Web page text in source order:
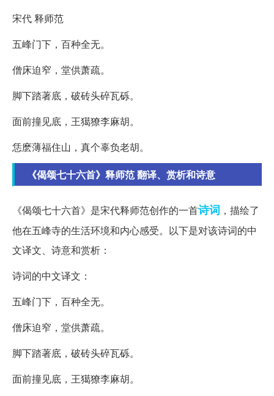
宋代 释师范
五峰门下，百种全无。
僧床迫窄，堂供萧疏。
脚下踏著底，破砖头碎瓦砾。
面前撞见底，王獦獠李麻胡。
恁麽薄福住山，真个辜负老胡。
《偈颂七十六首》释师范 翻译、赏析和诗意
《偈颂七十六首》是宋代释师范创作的一首诗词 ，描绘了
他在五峰寺的生活环境和内心感受。以下是对该诗词的中
文译文、诗意和赏析：
诗词的中文译文：
五峰门下，百种全无。
僧床迫窄，堂供萧疏。
脚下踏著底，破砖头碎瓦砾。
面前撞见底，王獦獠李麻胡。